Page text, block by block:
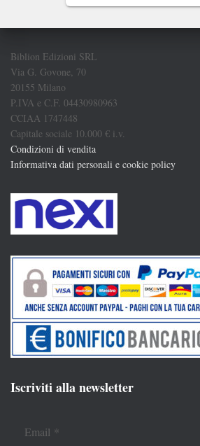
originale
era:
attuale
è:
Biblion Edizioni SRL
Via G. Govone, 70
20155 Milano
P.IVA e C.F. 04430980963
CCIAA 1747448
Capitale sociale 10.000 € i.v.
Condizioni di vendita
Informativa dati personali e cookie policy
Iscriviti alla newsletter
Email *